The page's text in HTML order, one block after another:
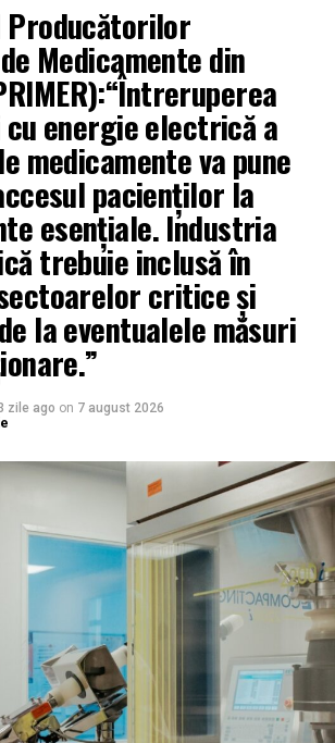
Medicamente din
energie electrică a
medicamente va pune
pacienților la
esențiale. Industria
trebuie inclusă în
critice și
la eventualele măsuri
zile ago on 7 august 2026